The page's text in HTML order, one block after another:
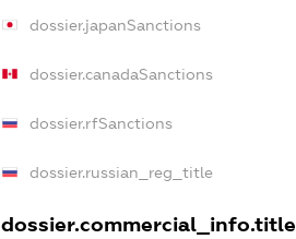
dossier.japanSanctions
dossier.canadaSanctions
dossier.rfSanctions
dossier.russian_reg_title
dossier.commercial_info.title